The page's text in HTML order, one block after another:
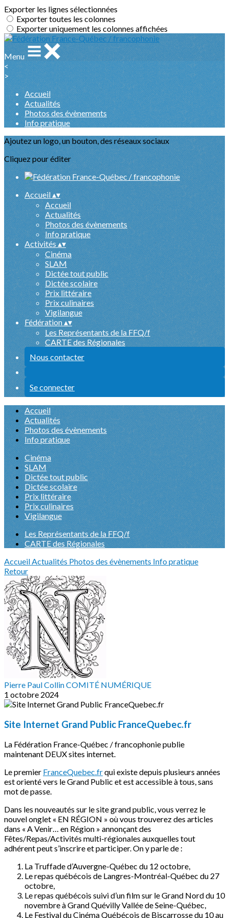
Exporter les lignes sélectionnées
Exporter toutes les colonnes
Exporter uniquement les colonnes affichées
Menu
<
>
Accueil
Actualités
Photos des évènements
Info pratique
Ajoutez un logo, un bouton, des réseaux sociaux
Cliquez pour éditer
Accueil▴▾
Accueil
Actualités
Photos des évènements
Info pratique
Activités▴▾
Cinéma
SLAM
Dictée tout public
Dictée scolaire
Prix littéraire
Prix culinaires
Vigilangue
Fédération▴▾
Les Représentants de la FFQ/f
CARTE des Régionales
Nous contacter
Se connecter
Accueil
Actualités
Photos des évènements
Info pratique
Cinéma
SLAM
Dictée tout public
Dictée scolaire
Prix littéraire
Prix culinaires
Vigilangue
Les Représentants de la FFQ/f
CARTE des Régionales
AccueilActualités Photos des évènements Info pratique
Retour
Pierre Paul Collin COMITÉ NUMÉRIQUE
1 octobre 2024
Site Internet Grand Public FranceQuebec.fr
La Fédération France-Québec / francophonie publie
maintenant DEUX sites internet.
Le premier FranceQuebec.frqui existe depuis plusieurs années
est orienté vers le Grand Public et est accessible à tous, sans
mot de passe.
Dans les nouveautés sur le site grand public, vous verrez le
nouvel onglet « EN RÉGION » où vous trouverez des articles
dans « A Venir… en Région » annonçant des
Fêtes/Repas/Activités multi-régionales auxquelles tout
adhérent peut s’inscrire et participer. On y parle de :
La Truffade d’Auvergne-Québec du 12 octobre,
Le repas québécois de Langres-Montréal-Québec du 27
octobre,
Le repas québécois suivi d’un film sur le Grand Nord du 10
novembre à Grand Quévilly Vallée de Seine-Québec,
Le Festival du Cinéma Québécois de Biscarrosse du 10 au